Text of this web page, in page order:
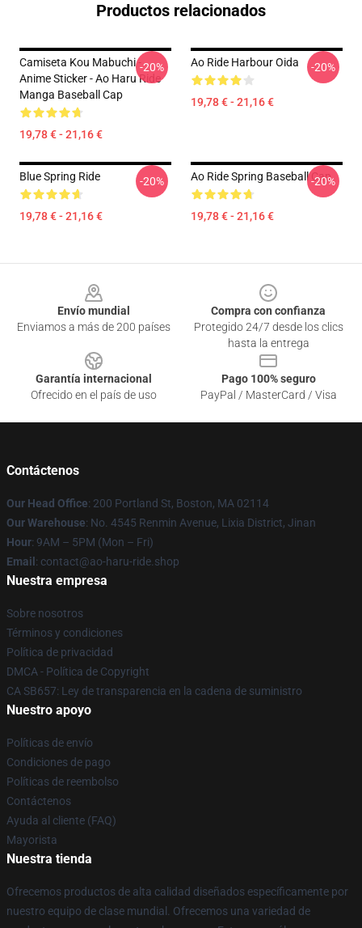
Productos relacionados
Camiseta Kou Mabuchi -
Anime Sticker - Ao Haru Ride
Manga Baseball Cap
19,78 € - 21,16 €
-20% Ao Ride Harbour Oida
19,78 € - 21,16 €
-20%
Blue Spring Ride
19,78 € - 21,16 €
-20% Ao Ride Spring Baseball Cap
19,78 € - 21,16 €
-20%
Envío mundial
Enviamos a más de 200 países
Compra con confianza
Protegido 24/7 desde los clics
hasta la entrega
Garantía internacional
Ofrecido en el país de uso
Pago 100% seguro
PayPal / MasterCard / Visa
Contáctenos
Our Head Office: 200 Portland St, Boston, MA 02114
Our Warehouse: No. 4545 Renmin Avenue, Lixia District, Jinan
Hour: 9AM – 5PM (Mon – Fri)
Email : contact@ao-haru-ride.shop
Nuestra empresa
Sobre nosotros
Términos y condiciones
Política de privacidad
DMCA - Política de Copyright
CA SB657: Ley de transparencia en la cadena de suministro
Nuestro apoyo
Políticas de envío
Condiciones de pago
Políticas de reembolso
Contáctenos
Ayuda al cliente (FAQ)
Mayorista
Nuestra tienda
Ofrecemos productos de alta calidad diseñados específicamente por
nuestro equipo de clase mundial. Ofrecemos una variedad de